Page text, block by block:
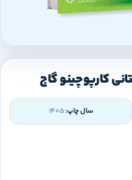
کارپوچینو گاج
سال چاپ:1405